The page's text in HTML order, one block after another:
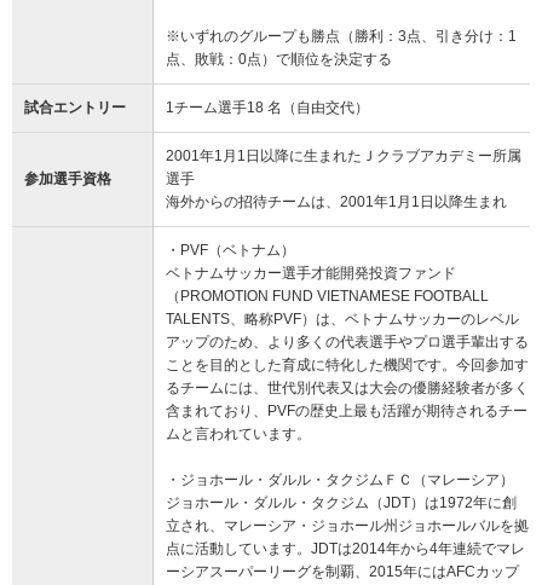
※いずれのグループも勝点（勝利：3点、引き分け：1
点、敗戦：0点）で順位を決定する
試合エントリー 1チーム選手18 名（自由交代）
参加選手資格
2001年1月1日以降に生まれたＪクラブアカデミー所属
選手
海外からの招待チームは、2001年1月1日以降生まれ
・PVF（ベトナム）
ベトナムサッカー選手才能開発投資ファンド
（PROMOTION FUND VIETNAMESE FOOTBALL
TALENTS、略称PVF）は、ベトナムサッカーのレベル
アップのため、より多くの代表選手やプロ選手輩出する
ことを目的とした育成に特化した機関です。今回参加す
るチームには、世代別代表又は大会の優勝経験者が多く
含まれており、PVFの歴史上最も活躍が期待されるチー
ムと言われています。
・ジョホール・ダルル・タクジムＦＣ（マレーシア）
ジョホール・ダルル・タクジム（JDT）は1972年に創
立され、マレーシア・ジョホール州ジョホールバルを拠
点に活動しています。JDTは2014年から4年連続でマレ
ーシアスーパーリーグを制覇、2015年にはAFCカップ